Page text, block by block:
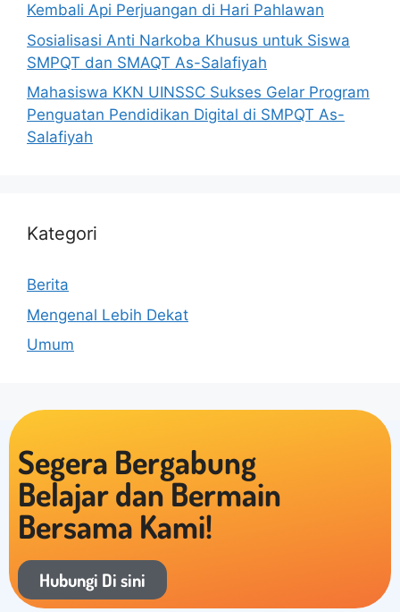
Kembali Api Perjuangan di Hari Pahlawan
Sosialisasi Anti Narkoba Khusus untuk Siswa
SMPQT dan SMAQT As-Salafiyah
Mahasiswa KKN UINSSC Sukses Gelar Program
Penguatan Pendidikan Digital di SMPQT As-
Salafiyah
Kategori
Berita
Mengenal Lebih Dekat
Umum
Segera Bergabung
Belajar dan Bermain
Bersama Kami!
Hubungi Di sini